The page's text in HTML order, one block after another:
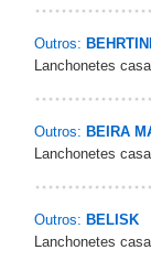
Outros:
Lanchonetes
Outros: BEIRA
Lanchonetes
Outros: BELISK
Lanchonetes